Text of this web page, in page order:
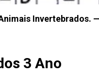
Invertebrados. —
3 Ano